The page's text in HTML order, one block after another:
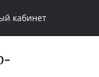
кабинет